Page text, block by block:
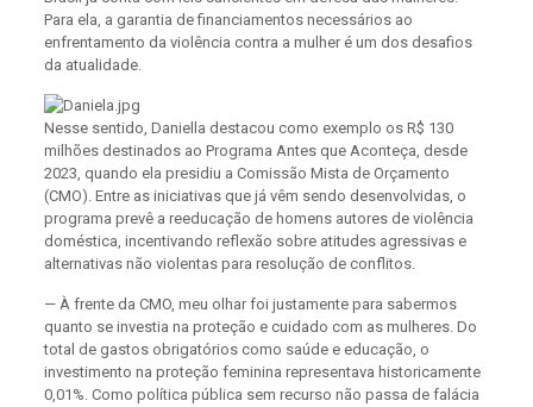
Para ela, a garantia de financiamentos necessários ao
enfrentamento da violência contra a mulher é um dos desafios
da atualidade.
Nesse sentido, Daniella destacou como exemplo os R$ 130
milhões destinados ao Programa Antes que Aconteça, desde
2023, quando ela presidiu a Comissão Mista de Orçamento
(CMO). Entre as iniciativas que já vêm sendo desenvolvidas, o
programa prevê a reeducação de homens autores de violência
doméstica, incentivando reflexão sobre atitudes agressivas e
alternativas não violentas para resolução de conflitos.
— À frente da CMO, meu olhar foi justamente para sabermos
quanto se investia na proteção e cuidado com as mulheres. Do
total de gastos obrigatórios como saúde e educação, o
investimento na proteção feminina representava historicamente
0,01%. Como política pública sem recurso não passa de falácia